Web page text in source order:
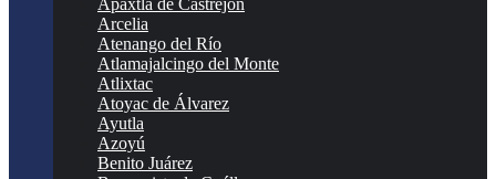
Apaxtla de Castrejón
Arcelia
Atenango del Río
Atlamajalcingo del Monte
Atlixtac
Atoyac de Álvarez
Ayutla
Azoyú
Benito Juárez